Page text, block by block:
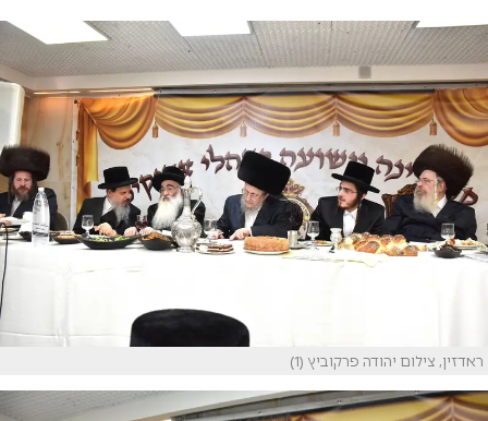
ראדזין, צילום יהודה פרקוביץ (1)